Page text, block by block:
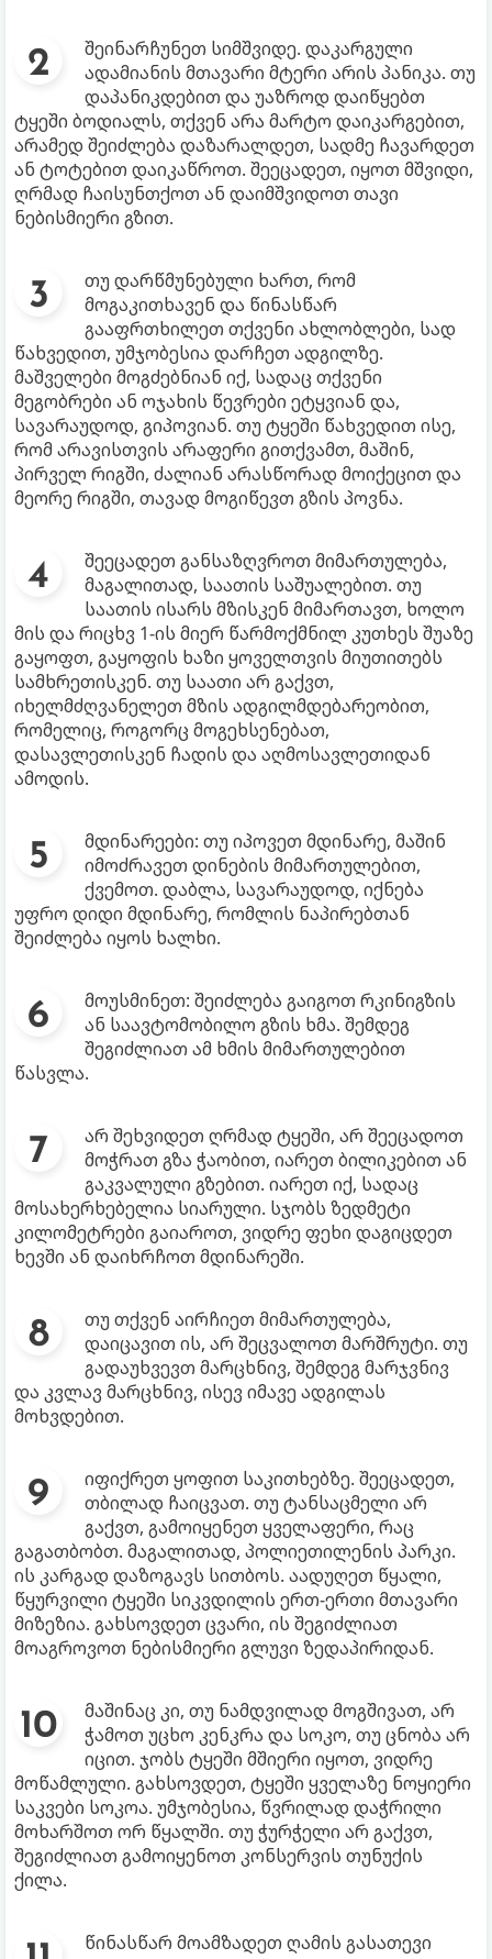
შეინარჩუნეთ სიმშვიდე. დაკარგული
ადამიანის მთავარი მტერი არის პანიკა. თუ
დაპანიკდებით და უაზროდ დაიწყებთ
ტყეში ბოდიალს, თქვენ არა მარტო დაიკარგებით,
არამედ შეიძლება დაზარალდეთ, სადმე ჩავარდეთ
ან ტოტებით დაიკაწროთ. შეეცადეთ, იყოთ მშვიდი,
ღრმად ჩაისუნთქოთ ან დაიმშვიდოთ თავი
ნებისმიერი გზით.
თუ დარწმუნებული ხართ, რომ
მოგაკითხავენ და წინასწარ
გააფრთხილეთ თქვენი ახლობლები, სად
წახვედით, უმჯობესია დარჩეთ ადგილზე.
მაშველები მოგძებნიან იქ, სადაც თქვენი
მეგობრები ან ოჯახის წევრები ეტყვიან და,
სავარაუდოდ, გიპოვიან. თუ ტყეში წახვედით ისე,
რომ არავისთვის არაფერი გითქვამთ, მაშინ,
პირველ რიგში, ძალიან არასწორად მოიქეცით და
მეორე რიგში, თავად მოგიწევთ გზის პოვნა.
შეეცადეთ განსაზღვროთ მიმართულება,
მაგალითად, საათის საშუალებით. თუ
საათის ისარს მზისკენ მიმართავთ, ხოლო
მის და რიცხვ 1-ის მიერ წარმოქმნილ კუთხეს შუაზე
გაყოფთ, გაყოფის ხაზი ყოველთვის მიუთითებს
სამხრეთისკენ. თუ საათი არ გაქვთ,
იხელმძღვანელეთ მზის ადგილმდებარეობით,
რომელიც, როგორც მოგეხსენებათ,
დასავლეთისკენ ჩადის და აღმოსავლეთიდან
ამოდის.
მდინარეები: თუ იპოვეთ მდინარე, მაშინ
იმოძრავეთ დინების მიმართულებით,
ქვემოთ. დაბლა, სავარაუდოდ, იქნება
უფრო დიდი მდინარე, რომლის ნაპირებთან
შეიძლება იყოს ხალხი.
მოუსმინეთ: შეიძლება გაიგოთ რკინიგზის
ან საავტომობილო გზის ხმა. შემდეგ
შეგიძლიათ ამ ხმის მიმართულებით
წასვლა.
არ შეხვიდეთ ღრმად ტყეში, არ შეეცადოთ
მოჭრათ გზა ჭაობით, იარეთ ბილიკებით ან
გაკვალული გზებით. იარეთ იქ, სადაც
მოსახერხებელია სიარული. სჯობს ზედმეტი
კილომეტრები გაიაროთ, ვიდრე ფეხი დაგიცდეთ
ხევში ან დაიხრჩოთ მდინარეში.
თუ თქვენ აირჩიეთ მიმართულება,
დაიცავით ის, არ შეცვალოთ მარშრუტი. თუ
გადაუხვევთ მარცხნივ, შემდეგ მარჯვნივ
და კვლავ მარცხნივ, ისევ იმავე ადგილას
მოხვდებით.
იფიქრეთ ყოფით საკითხებზე. შეეცადეთ,
თბილად ჩაიცვათ. თუ ტანსაცმელი არ
გაქვთ, გამოიყენეთ ყველაფერი, რაც
გაგათბობთ. მაგალითად, პოლიეთილენის პარკი.
ის კარგად დაზოგავს სითბოს. აადუღეთ წყალი,
წყურვილი ტყეში სიკვდილის ერთ-ერთი მთავარი
მიზეზია. გახსოვდეთ ცვარი, ის შეგიძლიათ
მოაგროვოთ ნებისმიერი გლუვი ზედაპირიდან.
მაშინაც კი, თუ ნამდვილად მოგშივათ, არ
ჭამოთ უცხო კენკრა და სოკო, თუ ცნობა არ
იცით. ჯობს ტყეში მშიერი იყოთ, ვიდრე
მოწამლული. გახსოვდეთ, ტყეში ყველაზე ნოყიერი
საკვები სოკოა. უმჯობესია, წვრილად დაჭრილი
მოხარშოთ ორ წყალში. თუ ჭურჭელი არ გაქვთ,
შეგიძლიათ გამოიყენოთ კონსერვის თუნუქის
ქილა.
წინასწარ მოამზადეთ ღამის გასათევი